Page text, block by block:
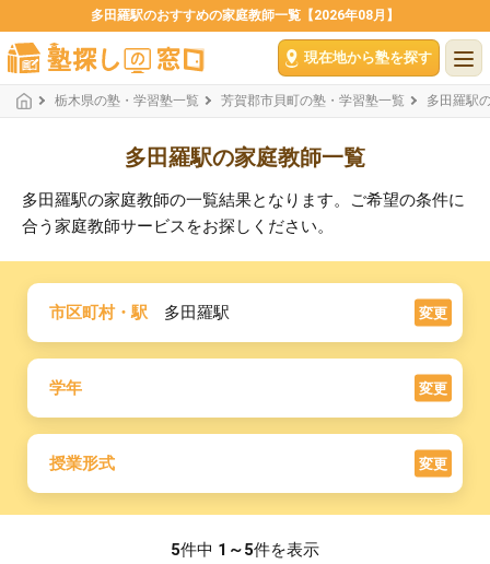
多田羅駅のおすすめの家庭教師一覧【2026年08月】
現在地から塾を探す
栃木県の塾・学習塾一覧 芳賀郡市貝町の塾・学習塾一覧 多田羅駅
多田羅駅の家庭教師一覧
多田羅駅の家庭教師の一覧結果となります。ご希望の条件に
合う家庭教師サービスをお探しください。
市区町村・駅 多田羅駅 変更
学年 変更
授業形式 変更
5件中 1～5件を表示